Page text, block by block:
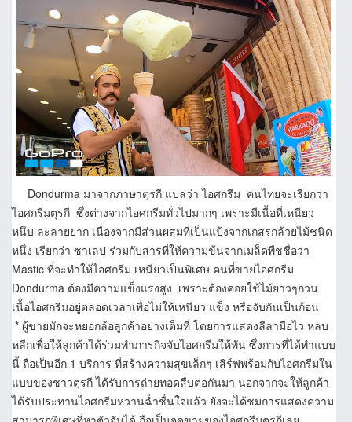
Dondurma มาจากภาษาตุรกี แปลว่า ไอศกรีม คนไทยจะเรียกว่า
ไอศกรีมตุรกี ซึ่งต่างจากไอศกรีมทั่วไปมากๆ เพราะมีเนื้อที่เหนียว
หนึบ ละลายยาก เนื่องจากมีส่วนผสมที่เป็นแป้งจากเกสรกล้วยไม้ชนิด
หนึ่ง เรียกว่า ซาเลป ร่วมกับสารที่ให้ความข้นจากเมล็ดพืชชื่อว่า
Mastic ที่จะทำให้ไอศกรีม เหนียวเป็นพิเศษ คนที่ขายไอศกรีม
Dondurma ต้องมีความแข็งแรงสูง เพราะต้องคอยใช้ไม้ยาวๆกวน
เนื้อไอศกรีมอยู่ตลอดเวลาเพื่อไม่ให้เหนียว แข็ง หรือจับกันเป็นก้อน
* ผู้ขายมักจะหยอกล้อลูกค้าอย่างเต็มที่ โดยการแสดงลีลามือไว หลบ
หลีกเพื่อให้ลูกค้าได้ร่วมทำภารกิจจับไอศกรีมให้ทัน ซึ่งการที่ได้ทำแบบ
นี้ ถือเป็นอีก 1 บริการ ที่สร้างความสุขเล็กๆ เสิร์ฟพร้อมกับไอศกรีมใน
แบบของชาวตุรกี ได้รับการถ่ายทอดสืบต่อกันมา นอกจากจะให้ลูกค้า
ได้รับประทานไอศกรีมหวานฉ่ำชื่นใจแล้ว ยังจะได้ชมการแสดงความ